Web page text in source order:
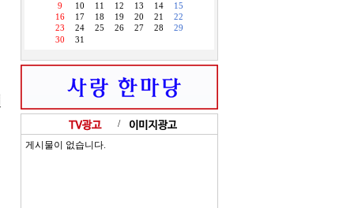
9
10 11 12 13 14
15
16
17 18 19 20 21
22
23
24 25 26 27 28
29
30
31